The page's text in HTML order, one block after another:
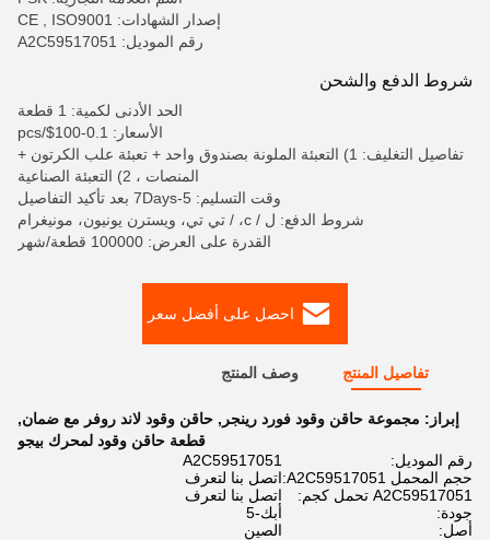
إصدار الشهادات: CE , ISO9001
رقم الموديل: A2C59517051
شروط الدفع والشحن
الحد الأدنى لكمية: 1 قطعة
الأسعار: 0.1-100$/pcs
تفاصيل التغليف: 1) التعبئة الملونة بصندوق واحد + تعبئة علب الكرتون +
المنصات ، 2) التعبئة الصناعية
وقت التسليم: 5-7Days بعد تأكيد التفاصيل
شروط الدفع: ل / c، / تي تي، ويسترن يونيون، مونيغرام
القدرة على العرض: 100000 قطعة/شهر
احصل على أفضل سعر
تفاصيل المنتج وصف المنتج
إبراز: مجموعة حاقن وقود فورد رينجر , حاقن وقود لاند روفر مع ضمان,
قطعة حاقن وقود لمحرك بيجو
رقم الموديل:
A2C59517051
حجم المحمل A2C59517051:
اتصل بنا لتعرف
A2C59517051 تحمل كجم:
اتصل بنا لتعرف
جودة:
أبك-5
أصل:
الصين